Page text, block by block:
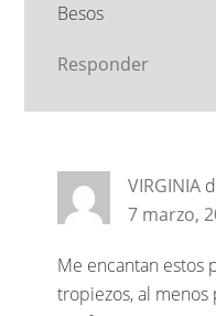
Besos
Responder
VIRGINIA
7 marzo,
Me encantan estos
tropiezos, al menos